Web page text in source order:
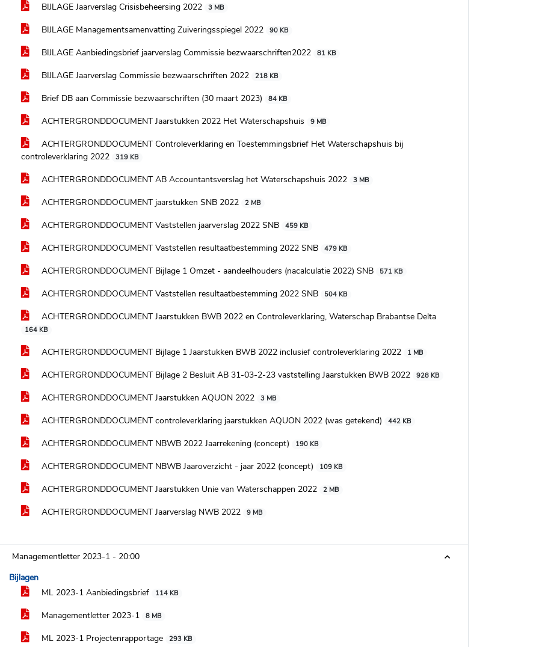
BIJLAGE Jaarverslag Crisisbeheersing 2022 3 MB
BIJLAGE Managementsamenvatting Zuiveringsspiegel 2022 90 KB
BIJLAGE Aanbiedingsbrief jaarverslag Commissie bezwaarschriften2022 81 KB
BIJLAGE Jaarverslag Commissie bezwaarschriften 2022 218 KB
Brief DB aan Commissie bezwaarschriften (30 maart 2023) 84 KB
ACHTERGRONDDOCUMENT Jaarstukken 2022 Het Waterschapshuis 9 MB
ACHTERGRONDDOCUMENT Controleverklaring en Toestemmingsbrief Het Waterschapshuis bij
controleverklaring 2022
319 KB
ACHTERGRONDDOCUMENT AB Accountantsverslag het Waterschapshuis 2022 3 MB
ACHTERGRONDDOCUMENT jaarstukken SNB 2022 2 MB
ACHTERGRONDDOCUMENT Vaststellen jaarverslag 2022 SNB 459 KB
ACHTERGRONDDOCUMENT Vaststellen resultaatbestemming 2022 SNB 479 KB
ACHTERGRONDDOCUMENT Bijlage 1 Omzet - aandeelhouders (nacalculatie 2022) SNB 571 KB
ACHTERGRONDDOCUMENT Vaststellen resultaatbestemming 2022 SNB 504 KB
ACHTERGRONDDOCUMENT Jaarstukken BWB 2022 en Controleverklaring, Waterschap Brabantse Delta
164 KB
ACHTERGRONDDOCUMENT Bijlage 1 Jaarstukken BWB 2022 inclusief controleverklaring 2022 1 MB
ACHTERGRONDDOCUMENT Bijlage 2 Besluit AB 31-03-2-23 vaststelling Jaarstukken BWB 2022 928 KB
ACHTERGRONDDOCUMENT Jaarstukken AQUON 2022 3 MB
ACHTERGRONDDOCUMENT controleverklaring jaarstukken AQUON 2022 (was getekend) 442 KB
ACHTERGRONDDOCUMENT NBWB 2022 Jaarrekening (concept) 190 KB
ACHTERGRONDDOCUMENT NBWB Jaaroverzicht - jaar 2022 (concept) 109 KB
ACHTERGRONDDOCUMENT Jaarstukken Unie van Waterschappen 2022 2 MB
ACHTERGRONDDOCUMENT Jaarverslag NWB 2022 9 MB
Managementletter 2023-1 - 20:00
Bijlagen
ML 2023-1 Aanbiedingsbrief
114 KB
Managementletter 2023-1 8 MB
ML 2023-1 Projectenrapportage 293 KB